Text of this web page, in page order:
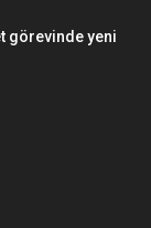
görevinde yeni